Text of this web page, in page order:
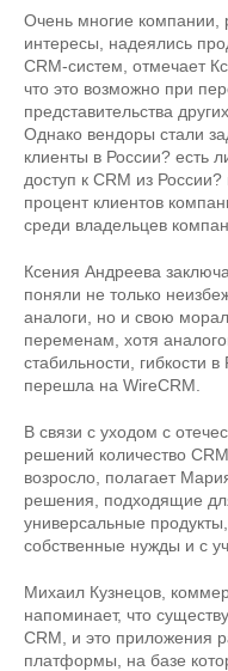
Очень многие
интересы, надеялись
CRM-систем, отмечает
что это возможно при
представительства
Однако вендоры стали
клиенты в России? есть
доступ к CRM из России?
процент клиентов
среди владельцев
Ксения Андреева
поняли не только
аналоги, но и свою
переменам, хотя
стабильности, гибкости
перешла на WireCRM.
В связи с уходом с
решений количество
возросло, полагает
решения, подходящие
универсальные
собственные нужды и с
Михаил Кузнецов,
напоминает, что
CRM, и это приложения
платформы, на базе